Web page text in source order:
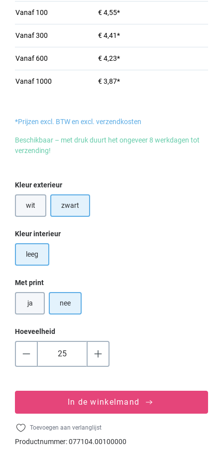
Vanaf 100 € 4,55*
Vanaf300 € 4,41*
Vanaf 600 € 4,23*
Vanaf 1000 € 3,87*
*Prijzen excl. BTW en excl. verzendkosten
Beschikbaar – met druk duurt het ongeveer 8 werkdagen tot
verzending!
Selecteer
Kleur exterieur
wit zwart
Selecteer
Kleur interieur
leeg
Selecteer
Met print
ja nee
Hoeveelheid
In de winkelmand
Toevoegen aan verlanglijst
Productnummer:077104.00100000